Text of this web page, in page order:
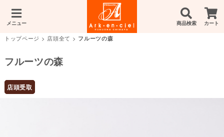
メニュー 商品検索 カート
トップページ > 店頭全て > フルーツの森
フルーツの森
店頭受取